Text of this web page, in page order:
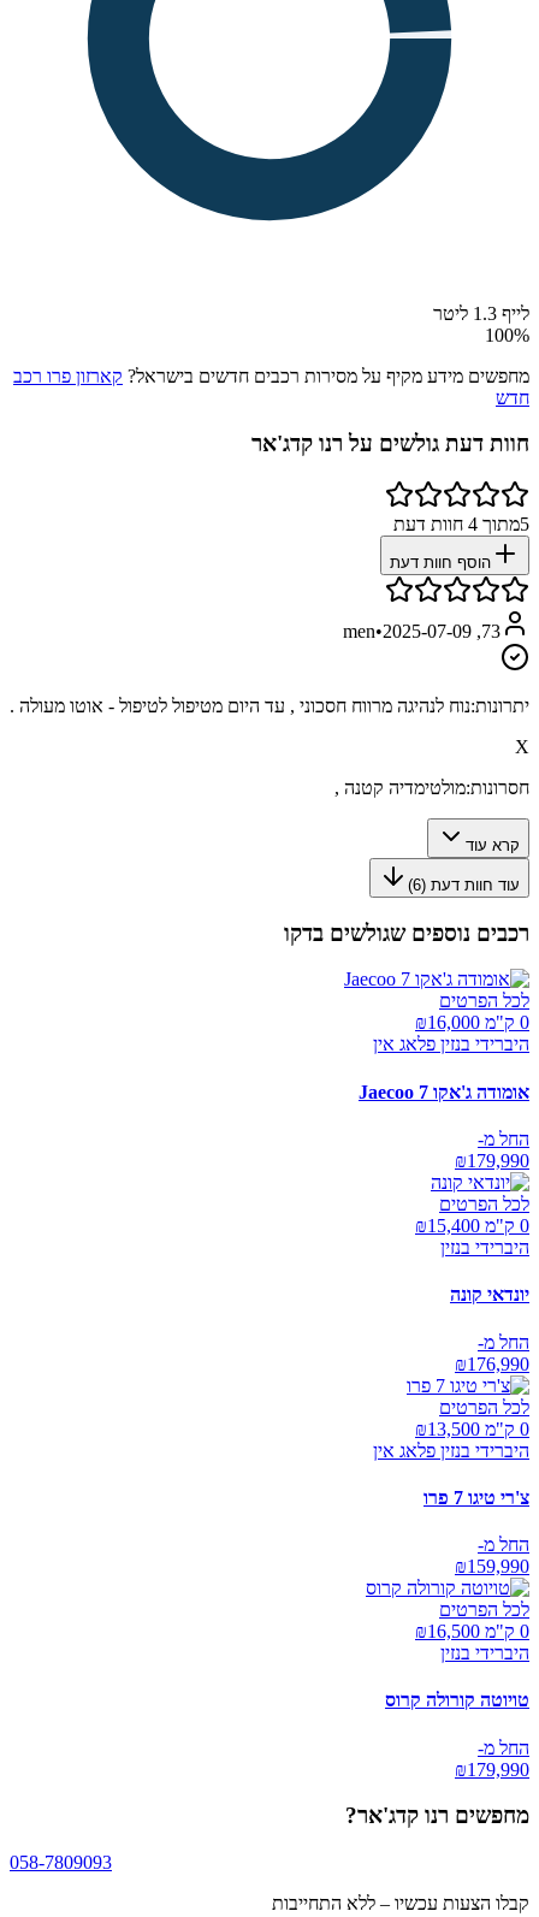
לייף 1.3 ליטר
100%
מחפשים מידע מקיף על מסירות רכבים חדשים בישראל? קארזון פרו רכב
חדש
חוות דעת גולשים על רנו קדג'אר
5מתוך 4 חוות דעת
הוסף חוות דעת
73, men
•2025-07-09
יתרונות:נוח לנהיגה מרווח חסכוני , עד היום מטיפול לטיפול - אוטו מעולה .
X
חסרונות:מולטימדיה קטנה ,
קרא עוד
עוד חוות דעת (6
)
רכבים נוספים שגולשים בדקו
לכל הפרטים
0 ק"מ ₪
16,000
היברידי בנזין פלאג אין
אומודה ג'אקו Jaecoo 7
החל מ-
₪179,990
לכל הפרטים
0 ק"מ ₪
15,400
היברידי בנזין
יונדאי קונה
החל מ-
₪176,990
לכל הפרטים
0 ק"מ ₪
13,500
היברידי בנזין פלאג אין
צ'רי טיגו 7 פרו
החל מ-
₪159,990
לכל הפרטים
0 ק"מ ₪
16,500
היברידי בנזין
טויוטה קורולה קרוס
החל מ-
₪179,990
מחפשים רנו קדג'אר?
058-7809093
קבלו הצעות עכשיו – ללא התחייבות